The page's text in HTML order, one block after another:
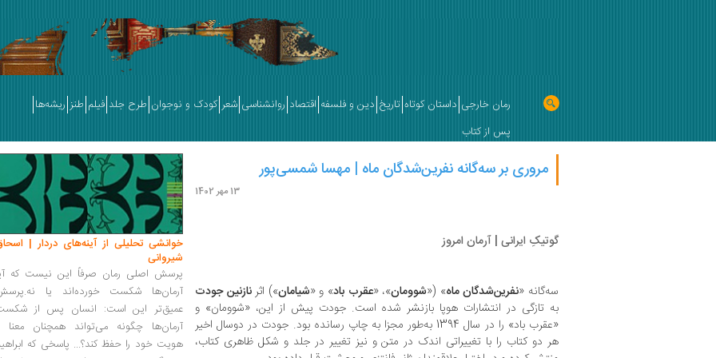
رمان خارجی داستان کوتاه تاریخ دین و فلسفه اقتصاد روانشناسی شعر کودک و نوجوان طرح جلد فیلم طنز ریشه‌ها
پس از کتاب
مروری بر سه‌گانه نفرین‌شدگان ماه | مهسا شمسی‌پور
13 مهر 1402
گوتیکِ ایرانی | آرمان امروز
سه‌گانه «نفرین‌شدگان ماه» («شوومان»، «عقرب باد» و «شیامان») اثرنازنین جودت
به تازگی در انتشارات هوپا بازنشر شده است. جودت پیش از این، «شوومان» و
«عقرب باد» را در سال 1394 به‌طور مجزا به چاپ رسانده بود. جودت در دوسال اخیر
هر دو کتاب را با تغییراتی اندک در متن و نیز تغییر در جلد و شکل ظاهری کتاب،
خوانشی تحلیلی از آینه‌های دردار |
شیروانی
پرسش اصلی رمان صرفاً این نیست که
آرمان‌ها شکست خورده‌اند یا
عمیق‌تر این است: انسان پس از
آرمان‌ها چگونه می‌تواند همچنان معنا
هویت خود را حفظ کند؟... پاسخی که